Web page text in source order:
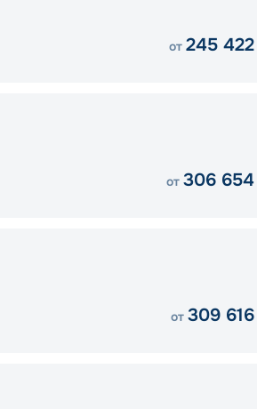
от 245 422
от 306 654
от 309 616